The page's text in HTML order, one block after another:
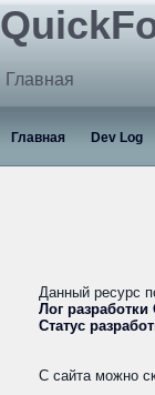
Главная
Главная Dev Log
Данный ресурс
Лог разработки
Статус
С сайта можно